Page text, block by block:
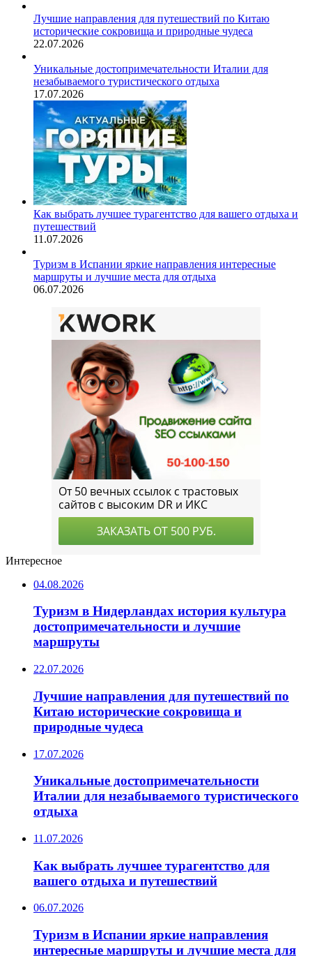
Лучшие направления для путешествий по Китаю
исторические сокровища и природные чудеса
22.07.2026
Уникальные достопримечательности Италии для
незабываемого туристического отдыха
17.07.2026
Как выбрать лучшее турагентство для вашего отдыха и
путешествий
11.07.2026
Туризм в Испании яркие направления интересные
маршруты и лучшие места для отдыха
06.07.2026
Интересное
04.08.2026
Туризм в Нидерландах история культура
достопримечательности и лучшие
маршруты
22.07.2026
Лучшие направления для путешествий по
Китаю исторические сокровища и
природные чудеса
17.07.2026
Уникальные достопримечательности
Италии для незабываемого туристического
отдыха
11.07.2026
Как выбрать лучшее турагентство для
вашего отдыха и путешествий
06.07.2026
Туризм в Испании яркие направления
интересные маршруты и лучшие места для